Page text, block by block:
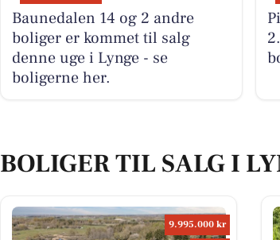
Baunedalen 14 og 2 andre
boliger er kommet til salg
denne uge i Lynge - se
boligerne her.
BOLIGER TIL SALG I
9.995.000 kr